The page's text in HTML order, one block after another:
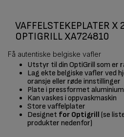
VAFFELSTEKEPLATER X
OPTIGRILL XA724810
Få autentiske belgiske vafler
Utstyr til din OptiGrill som er
Lag ekte belgiske vafler ved
oransje eller røde innstillinger
Plate i pressformet
Kan vaskes i oppvaskmaskin
Store vaffelplater
Designet for Optigrill (se
produkter nedenfor)